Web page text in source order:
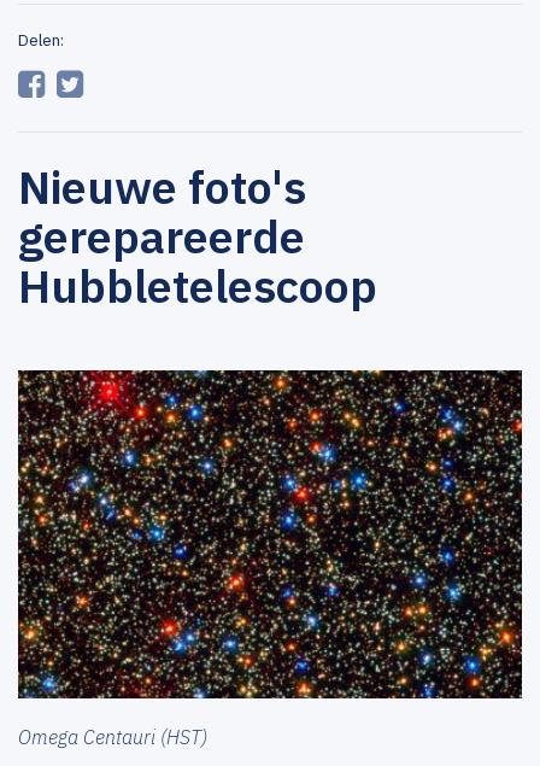
Delen:
Nieuwe foto's
gerepareerde
Hubbletelescoop
Omega Centauri (HST)